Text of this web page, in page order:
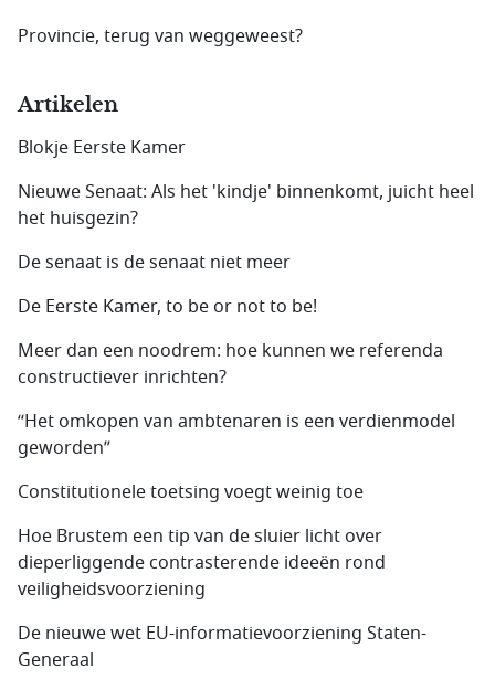
Provincie, terug van weggeweest?
Artikelen
Blokje Eerste Kamer
Nieuwe Senaat: Als het 'kindje' binnenkomt, juicht heel
het huisgezin?
De senaat is de senaat niet meer
De Eerste Kamer, to be or not to be!
Meer dan een noodrem: hoe kunnen we referenda
constructiever inrichten?
“Het omkopen van ambtenaren is een verdienmodel
geworden”
Constitutionele toetsing voegt weinig toe
Hoe Brustem een tip van de sluier licht over
dieperliggende contrasterende ideeën rond
veiligheidsvoorziening
De nieuwe wet EU-informatievoorziening Staten-
Generaal